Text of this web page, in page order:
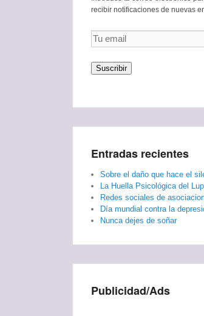
recibir notificaciones de nuevas
Tu
email
Suscribir
Entradas recientes
Sobre el daño que hace el
La Huella Psicológica del
Redes sociales de
Día mundial contra la
Nunca dejes de soñar
Publicidad/Ads